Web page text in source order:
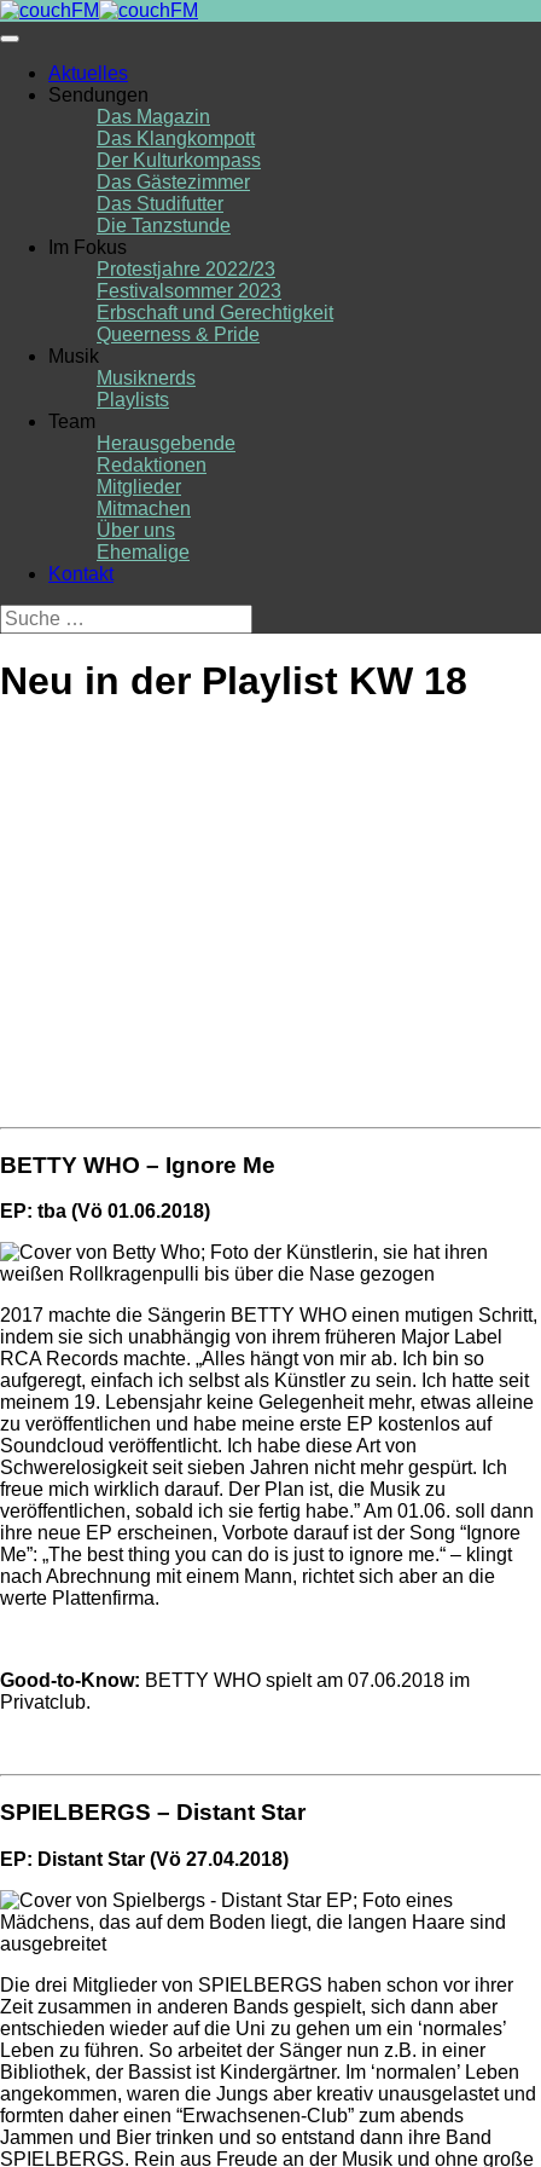
Skip
to
Aktuelles
Sendungen
Das Magazin
Das Klangkompott
Der Kulturkompass
Das Gästezimmer
Das Studifutter
Die Tanzstunde
Im Fokus
Protestjahre 2022/23
Festivalsommer 2023
Erbschaft und Gerechtigkeit
Queerness & Pride
Musik
Musiknerds
Playlists
Team
Herausgebende
Redaktionen
Mitglieder
Mitmachen
Über uns
Ehemalige
Kontakt
Suche
nach:
Neu in der Playlist KW 18
BETTY WHO – Ignore Me
EP: tba (Vö 01.06.2018)
2017 machte die Sängerin BETTY WHO einen mutigen Schritt,
indem sie sich unabhängig von ihrem früheren Major Label
RCA Records machte. „Alles hängt von mir ab. Ich bin so
aufgeregt, einfach ich selbst als Künstler zu sein. Ich hatte seit
meinem 19. Lebensjahr keine Gelegenheit mehr, etwas alleine
zu veröffentlichen und habe meine erste EP kostenlos auf
Soundcloud veröffentlicht. Ich habe diese Art von
Schwerelosigkeit seit sieben Jahren nicht mehr gespürt. Ich
freue mich wirklich darauf. Der Plan ist, die Musik zu
veröffentlichen, sobald ich sie fertig habe.” Am 01.06. soll dann
ihre neue EP erscheinen, Vorbote darauf ist der Song “Ignore
Me”: „The best thing you can do is just to ignore me.“ – klingt
nach Abrechnung mit einem Mann, richtet sich aber an die
werte Plattenfirma.
Good-to-Know: BETTY WHO spielt am 07.06.2018 im
Privatclub.
SPIELBERGS – Distant Star
EP: Distant Star (Vö 27.04.2018)
Die drei Mitglieder von SPIELBERGS haben schon vor ihrer
Zeit zusammen in anderen Bands gespielt, sich dann aber
entschieden wieder auf die Uni zu gehen um ein ‘normales’
Leben zu führen. So arbeitet der Sänger nun z.B. in einer
Bibliothek, der Bassist ist Kindergärtner. Im ‘normalen’ Leben
angekommen, waren die Jungs aber kreativ unausgelastet und
formten daher einen “Erwachsenen-Club” zum abends
Jammen und Bier trinken und so entstand dann ihre Band
SPIELBERGS. Rein aus Freude an der Musik und ohne große